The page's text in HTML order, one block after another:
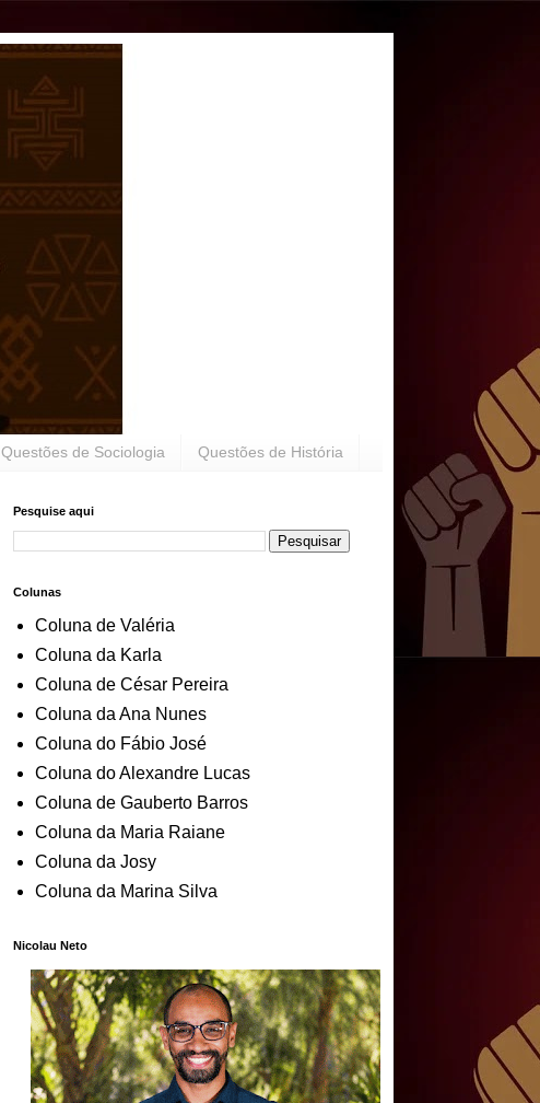
Questões de Sociologia Questões de História
Pesquise aqui
Colunas
Coluna de Valéria
Coluna da Karla
Coluna de César Pereira
Coluna da Ana Nunes
Coluna do Fábio José
Coluna do Alexandre Lucas
Coluna de Gauberto Barros
Coluna da Maria Raiane
Coluna da Josy
Coluna da Marina Silva
Nicolau Neto